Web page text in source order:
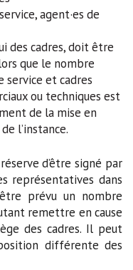
agent·es de
des cadres, doit être
que le nombre
service et cadres
ou techniques est
de la mise en
l’instance.
d’être signé par
représentatives dans
prévu un nombre
remettre en cause
des cadres. Il peut
différente des